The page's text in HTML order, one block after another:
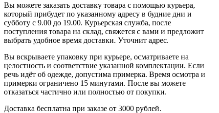
Вы можете заказать доставку товара с помощью курьера,
который прибудет по указанному адресу в будние дни и
субботу с 9.00 до 19.00. Курьерская служба, после
поступления товара на склад, свяжется с вами и предложит
выбрать удобное время доставки. Уточнит адрес.
Вы вскрываете упаковку при курьере, осматриваете на
целостность и соответствие указанной комплектации. Если
речь идёт об одежде, допустима примерка. Время осмотра и
примерки ограничено 15 минутами. После вы можете
отказаться частично или полностью от покупки.
Доставка бесплатна при заказе от 3000 рублей.